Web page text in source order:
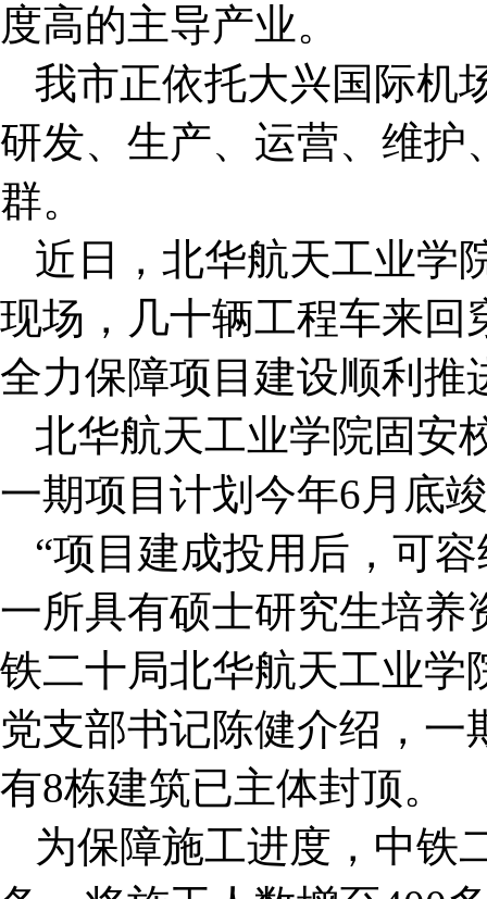
度高的主导产业。
我市正依托大兴国际机
研发、生产、运营、维护
群。
近日，北华航天工业学
现场，几十辆工程车来回
全力保障项目建设顺利推
北华航天工业学院固安
一期项目计划今年6月底
“项目建成投用后，可
一所具有硕士研究生培养
铁二十局北华航天工业学
党支部书记陈健介绍，一
有8栋建筑已主体封顶。
为保障施工进度，中铁